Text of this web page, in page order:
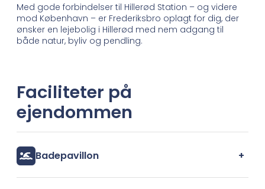
Med gode forbindelser til Hillerød Station – og videre
mod København – er Frederiksbro oplagt for dig, der
ønsker en lejebolig i Hillerød med nem adgang til
både natur, byliv og pendling.
Faciliteter på
ejendommen
Badepavillon +